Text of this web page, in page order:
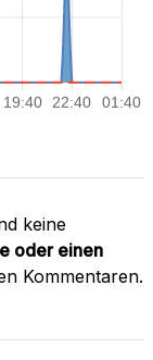
keine
oder einen
Kommentaren.